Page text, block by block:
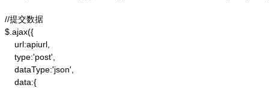
//提交数据
$.ajax({
    url:apiurl,
    type:'post',
    dataType:'json',
    data:{